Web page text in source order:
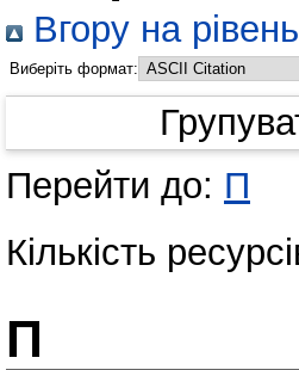
Вгору на рівень
Виберіть формат:
Перейти до: П
Кількість
П